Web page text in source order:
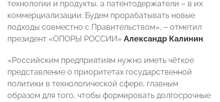
технологии и продукты, а патентодержатели – в их
коммерциализации. Будем прорабатывать новые
подходы совместно с Правительством», – отметил
президент «ОПОРЫ РОССИИ» Александр Калинин.
«Российским предприятиям нужно иметь чёткое
представление о приоритетах государственной
политики в технологической сфере, главным
образом для того, чтобы формировать долгосрочные